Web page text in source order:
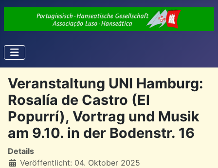
Veranstaltung UNI Hamburg:
Rosalía de Castro (El
Popurrí), Vortrag und Musik
am 9.10. in der Bodenstr. 16
Details
Veröffentlicht: 04. Oktober 2025